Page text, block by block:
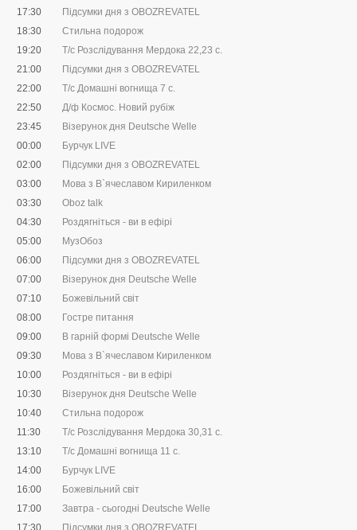
17:30
Підсумки дня з OBOZREVATEL
18:30
Стильна подорож
19:20
Т/с Розслідування Мердока 22,23 с.
21:00
Підсумки дня з OBOZREVATEL
22:00
Т/с Домашні вогнища 7 с.
22:50
Д/ф Космос. Новий рубіж
23:45
Візерунок дня Deutsche Welle
00:00
Бурчук LIVE
02:00
Підсумки дня з OBOZREVATEL
03:00
Мова з В`ячеславом Кириленком
03:30
Oboz talk
04:30
Роздягніться - ви в ефірі
05:00
МузОбоз
06:00
Підсумки дня з OBOZREVATEL
07:00
Візерунок дня Deutsche Welle
07:10
Божевільний світ
08:00
Гостре питання
09:00
В гарній формі Deutsche Welle
09:30
Мова з В`ячеславом Кириленком
10:00
Роздягніться - ви в ефірі
10:30
Візерунок дня Deutsche Welle
10:40
Стильна подорож
11:30
Т/с Розслідування Мердока 30,31 c.
13:10
Т/с Домашні вогнища 11 с.
14:00
Бурчук LIVE
16:00
Божевільний світ
17:00
Завтра - сьогодні Deutsche Welle